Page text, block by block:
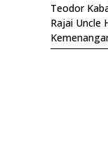
Teodor
Rajai Uncle